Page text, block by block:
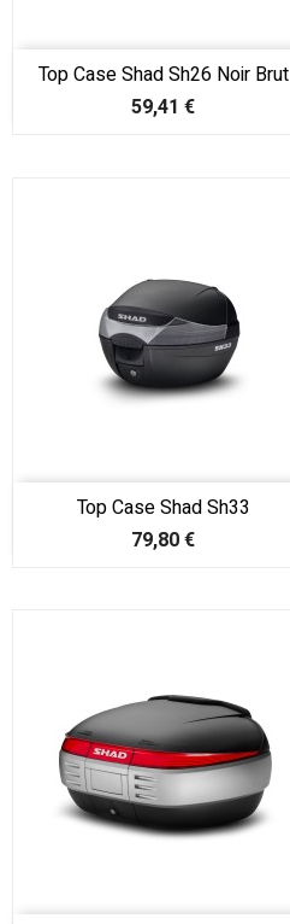
Top Case Shad Sh26 Noir Brut
Prix
59,41 €
Top Case Shad Sh33
Prix
79,80 €